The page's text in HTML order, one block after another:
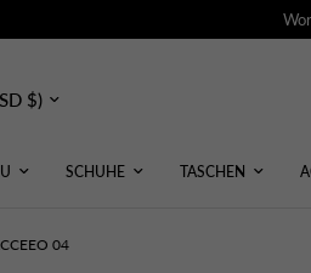
SCHUHE TASCHEN
04